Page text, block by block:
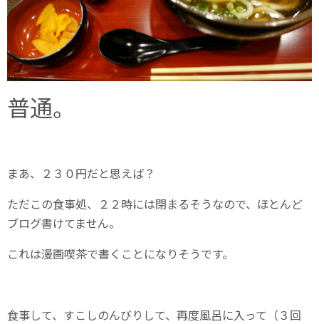
普通。
まあ、２３０円だと思えば？
ただこの食事処、２２時には閉まるそうなので、ほとんど
ブログ書けてません。
これは漫画喫茶で書くことになりそうです。
食事して、すこしのんびりして、再度風呂に入って（３回